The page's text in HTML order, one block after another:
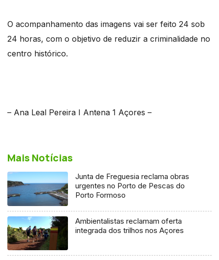
O acompanhamento das imagens vai ser feito 24 sob
24 horas, com o objetivo de reduzir a criminalidade no
centro histórico.
– Ana Leal Pereira I Antena 1 Açores –
Mais Notícias
Junta de Freguesia reclama obras
urgentes no Porto de Pescas do
Porto Formoso
Ambientalistas reclamam oferta
integrada dos trilhos nos Açores